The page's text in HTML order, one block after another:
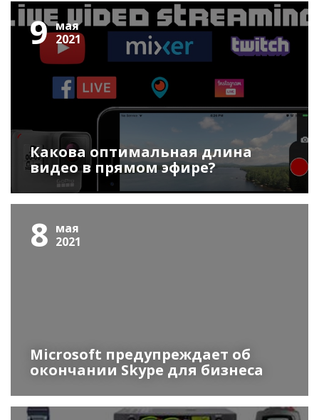
9 мая
2021
Какова оптимальная длина
видео в прямом эфире?
8 мая
2021
Microsoft предупреждает об
окончании Skype для бизнеса